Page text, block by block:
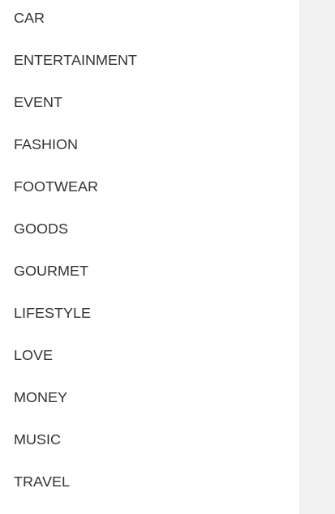
CAR
ENTERTAINMENT
EVENT
FASHION
FOOTWEAR
GOODS
GOURMET
LIFESTYLE
LOVE
MONEY
MUSIC
TRAVEL